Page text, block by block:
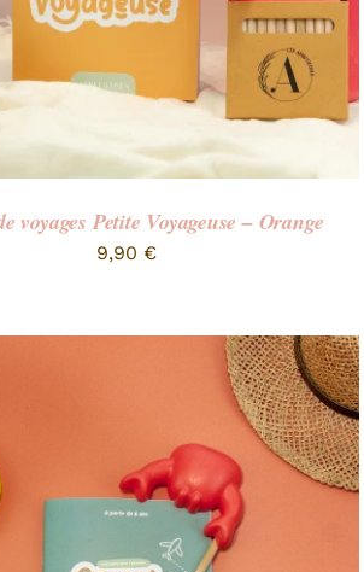
voyages Petite Voyageuse – Orange
9,90 €